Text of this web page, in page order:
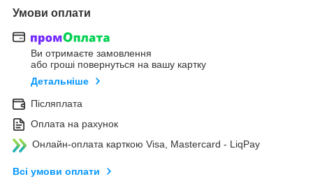
Умови оплати
Ви отримаєте замовлення
або гроші повернуться на вашу картку
Детальніше
Післяплата
Оплата на рахунок
Онлайн-оплата карткою Visa, Mastercard - LiqPay
Всі умови оплати